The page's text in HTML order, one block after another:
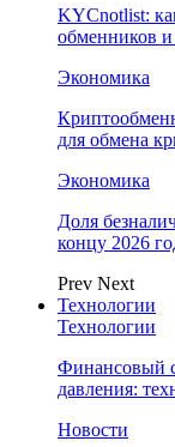
KYCnotlist:
обменников
Экономика
для обмена
Экономика
Доля
концу 2026
Prev Next
Технологии
Технологии
Финансовый
давления:
Новости